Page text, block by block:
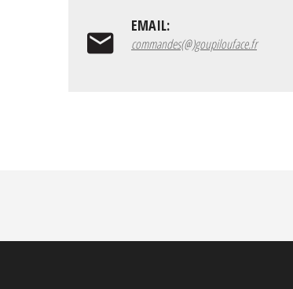
EMAIL:
commandes(@)goupilouface.fr